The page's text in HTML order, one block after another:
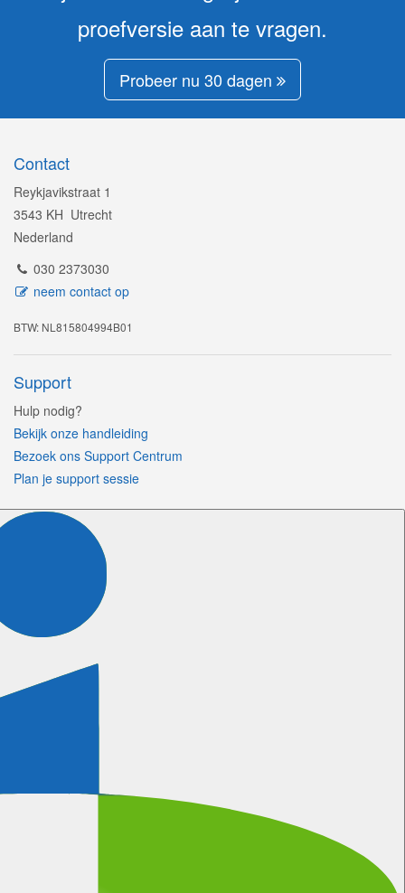
proefversie aan te vragen.
Probeer nu 30 dagen
Contact
Reykjavikstraat 1
3543 KH Utrecht
Nederland
030 2373030
neem contact op
BTW: NL815804994B01
Support
Hulp nodig?
Bekijk onze handleiding
Bezoek ons Support Centrum
Plan je support sessie
Volg ons
Certificeringen
Wanneer kunnen wij bellen?
We gebruiken natuurlijk onze eigen software voor het